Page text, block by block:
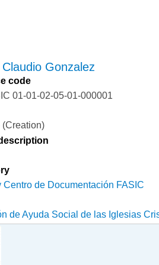
Gonzalez
code
01-01-02-05-01-000001
(Creation)
Centro de Documentación FASIC
de Ayuda Social de las Iglesias